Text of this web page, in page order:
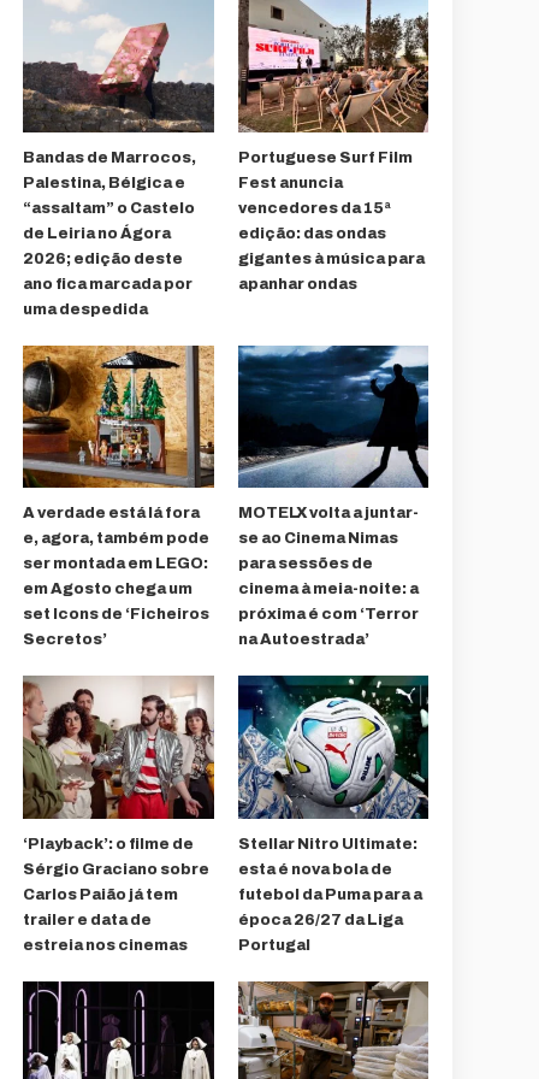
Bandas de Marrocos,
Palestina, Bélgica e
“assaltam” o Castelo
de Leiria no Ágora
2026; edição deste
ano fica marcada por
uma despedida
Portuguese Surf Film
Fest anuncia
vencedores da 15ª
edição: das ondas
gigantes à música para
apanhar ondas
A verdade está lá fora
e, agora, também pode
ser montada em LEGO:
em Agosto chega um
set Icons de ‘Ficheiros
Secretos’
MOTELX volta a juntar-
se ao Cinema Nimas
para sessões de
cinema à meia-noite: a
próxima é com ‘Terror
na Autoestrada’
‘Playback’: o filme de
Sérgio Graciano sobre
Carlos Paião já tem
trailer e data de
estreia nos cinemas
Stellar Nitro Ultimate:
esta é nova bola de
futebol da Puma para a
época 26/27 da Liga
Portugal